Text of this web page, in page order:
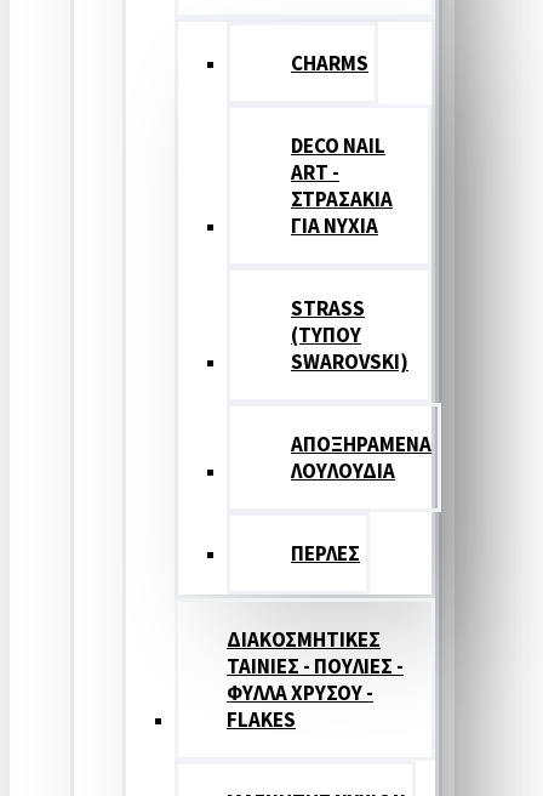
CHARMS
DECO NAIL
ART -
ΣΤΡΑΣΑΚΙΑ
ΓΙΑ ΝΥΧΙΑ
STRASS
(ΤΥΠΟΥ
SWAROVSKI)
ΑΠΟΞΗΡΑΜΕΝΑ
ΛΟΥΛΟΥΔΙΑ
ΠΕΡΛΕΣ
ΔΙΑΚΟΣΜΗΤΙΚΕΣ
ΤΑΙΝΙΕΣ - ΠΟΥΛΙΕΣ -
ΦΥΛΛΑ ΧΡΥΣΟΥ -
FLAKES